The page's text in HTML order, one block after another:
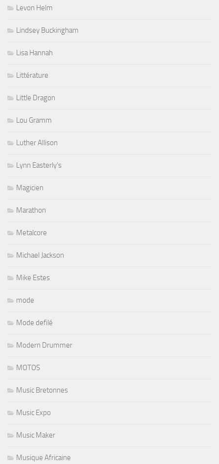
Levon Helm
Lindsey Buckingham
Lisa Hannah
Littérature
Little Dragon
Lou Gramm
Luther Allison
Lynn Easterly's
Magicien
Marathon
Metalcore
Michael Jackson
Mike Estes
mode
Mode defilé
Modern Drummer
MOTOS
Music Bretonnes
Music Expo
Music Maker
Musique Africaine